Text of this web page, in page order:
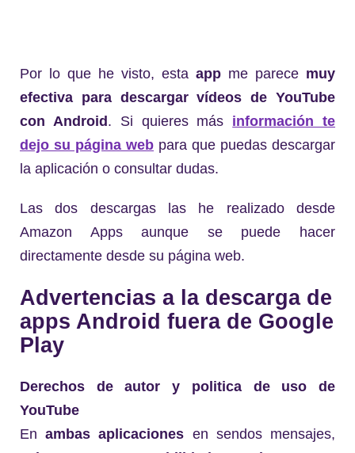
Por lo que he visto, esta app me parece muy
efectiva para descargar vídeos de YouTube
con Android . Si quieres más información te
dejo su página web para que puedas descargar
la aplicación o consultar dudas.
Las dos descargas las he realizado desde
Amazon Apps aunque se puede hacer
directamente desde su página web.
Advertencias a la descarga de
apps Android fuera de Google
Play
Derechos de autor y politica de uso de
YouTube
Enambas aplicaciones en sendos mensajes,